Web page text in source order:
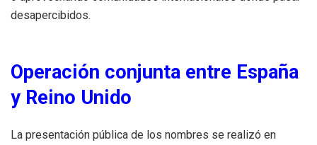
desapercibidos.
Operación conjunta entre España
y Reino Unido
La presentación pública de los nombres se realizó en